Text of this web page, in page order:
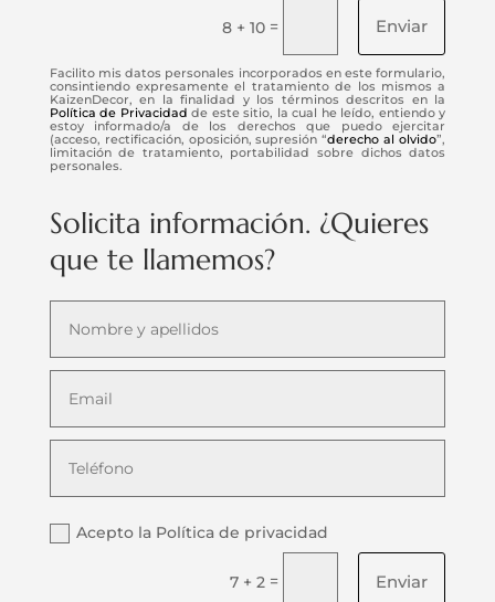
8 + 10 = Enviar
Facilito mis datos personales incorporados en este formulario,
consintiendo expresamente el tratamiento de los mismos a
KaizenDecor, en la finalidad y los términos descritos en la
Política de Privacidad de este sitio, la cual he leído, entiendo y
estoy informado/a de los derechos que puedo ejercitar
(acceso, rectificación, oposición, supresión “derecho al olvido”,
limitación de tratamiento, portabilidad sobre dichos datos
personales.
Solicita información. ¿Quieres
que te llamemos?
Acepto la Política de privacidad
7 + 2 = Enviar